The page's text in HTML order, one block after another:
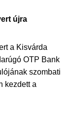
újra
a Kisvárda
OTP Bank
szombati
kezdett a